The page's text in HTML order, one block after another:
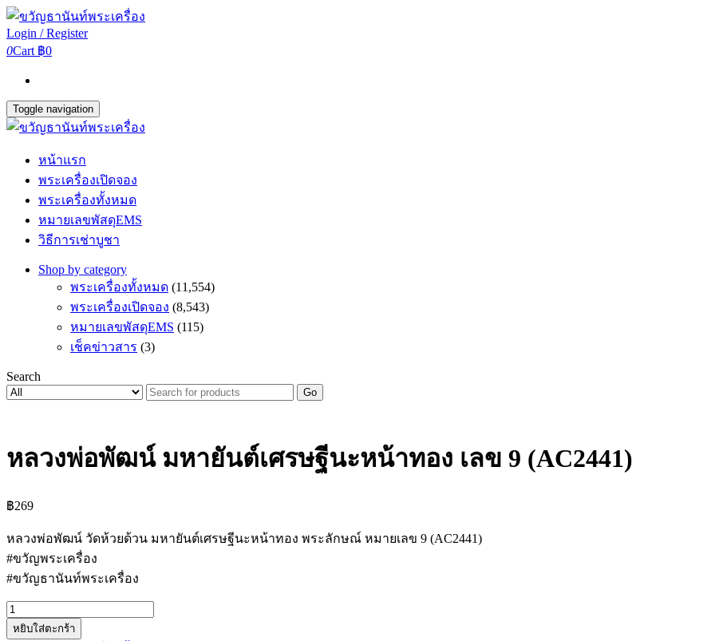
Login / Register
0Cart ฿0
Toggle navigation
หน้าแรก
พระเครื่องเปิดจอง
พระเครื่องทั้งหมด
หมายเลขพัสดุEMS
วิธีการเช่าบูชา
Shop by category
พระเครื่องทั้งหมด (11,554)
พระเครื่องเปิดจอง (8,543)
หมายเลขพัสดุEMS (115)
เช็คข่าวสาร (3)
Search
Go
หลวงพ่อพัฒน์ มหายันต์เศรษฐีนะหน้าทอง เลข 9 (AC2441)
฿269
หลวงพ่อพัฒน์ วัดห้วยด้วน มหายันต์เศรษฐีนะหน้าทอง พระลักษณ์ หมายเลข 9 (AC2441)
#ขวัญพระเครื่อง
#ขวัญธานันท์พระเครื่อง
จำนวน
หลวง
หยิบใส่ตะกร้า